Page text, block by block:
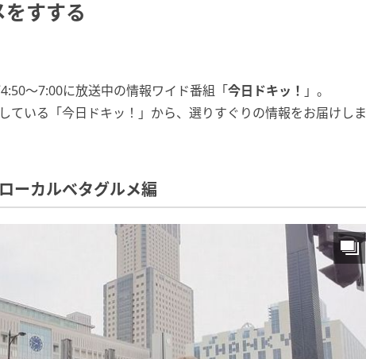
すする
～7:00に放送中の情報ワイド番組「今日ドキッ！ 」。
ている「今日ドキッ！」から、選りすぐりの情報をお届けしま
ーカルベタグルメ編